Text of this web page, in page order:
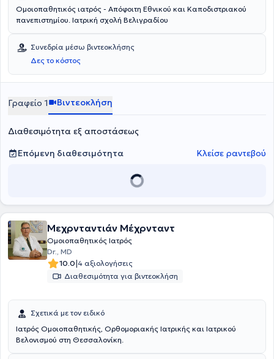
Ομοιοπαθητικός ιατρός - Απόφοιτη Εθνικού και Καποδιστριακού
πανεπιστημίου. Ιατρική σχολή Βελιγραδίου
Συνεδρία μέσω βιντεοκλήσης
Δες το κόστος
Γραφείο 1 Βιντεοκλήση
Διαθεσιμότητα εξ αποστάσεως
Επόμενη διαθεσιμότητα
Κλείσε ραντεβού
Μεχρνταντιάν Μέχρνταντ
Ομοιοπαθητικός Ιατρός
Dr., MD
10.0|4 αξιολογήσεις
Διαθεσιμότητα για βιντεοκλήση
Σχετικά με τον ειδικό
Ιατρός Ομοιοπαθητικής, Ορθομοριακής Ιατρικής και Ιατρικού
Βελονισμού στη Θεσσαλονίκη.